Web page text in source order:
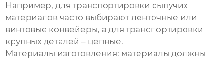
Например, для транспортировки сыпучих
материалов часто выбирают ленточные или
винтовые конвейеры, а для транспортировки
крупных деталей – цепные.
Материалы изготовления: материалы должны